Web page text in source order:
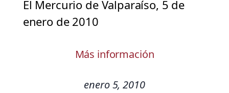
El Mercurio de Valparaíso, 5 de
enero de 2010
Más información
enero 5, 2010